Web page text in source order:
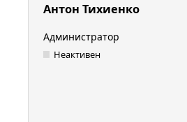
Антон Тихиенко
Администратор
Неактивен